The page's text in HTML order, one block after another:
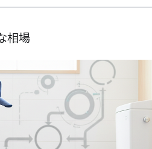
相場